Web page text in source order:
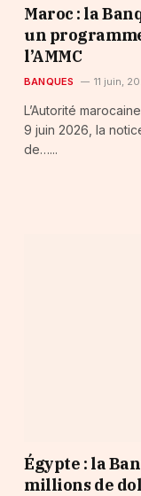
Maroc : la
un
l’AMMC
BANQUES 11 juin,
L’Autorité
9 juin 2026, la
de…...
Égypte : la
millions de